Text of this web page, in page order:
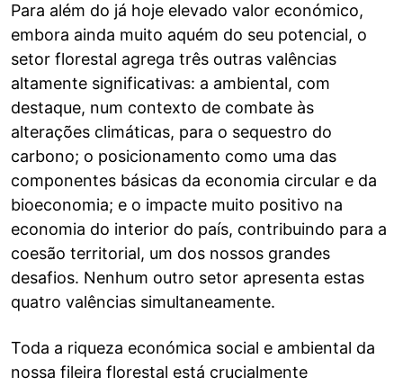
Para além do já hoje elevado valor económico,
embora ainda muito aquém do seu potencial, o
setor florestal agrega três outras valências
altamente significativas: a ambiental, com
destaque, num contexto de combate às
alterações climáticas, para o sequestro do
carbono; o posicionamento como uma das
componentes básicas da economia circular e da
bioeconomia; e o impacte muito positivo na
economia do interior do país, contribuindo para a
coesão territorial, um dos nossos grandes
desafios. Nenhum outro setor apresenta estas
quatro valências simultaneamente.
Toda a riqueza económica social e ambiental da
nossa fileira florestal está crucialmente